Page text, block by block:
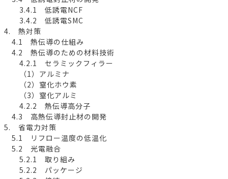
3.4.1 低誘電NCF
3.4.2 低誘電SMC
4. 熱対策
4.1 熱伝導の仕組み
4.2 熱伝導のための材料技術
4.2.1 セラミックフィラー
（1）アルミナ
（2）窒化ホウ素
（3）窒化アルミ
4.2.2 熱伝導高分子
4.3 高熱伝導封止材の開発
5. 省電力対策
5.1 リフロー温度の低温化
5.2 光電融合
5.2.1 取り組み
5.2.2 パッケージ